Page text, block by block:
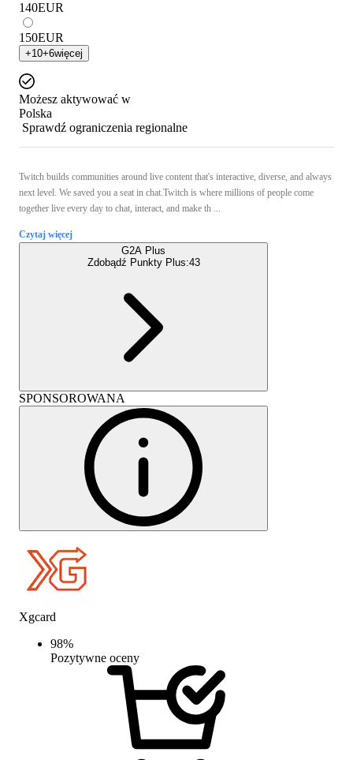
140EUR
150EUR
+10+6więcej
Możesz aktywować w
Polska
Sprawdź ograniczenia regionalne
Twitch builds communities around live content that's interactive, diverse, and always
next level. We saved you a seat in chat.Twitch is where millions of people come
together live every day to chat, interact, and make th ...
Czytaj więcej
G2A Plus
Zdobądź Punkty Plus:43
SPONSOROWANA
Xgcard
98%
Pozytywne oceny